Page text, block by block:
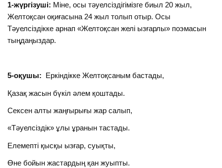
1-жүргізуші: Міне, осы тәуелсіздігімізге биыл 20 жыл,
Желтоқсан оқиғасына 24 жыл толып отыр. Осы
Тәуелсіздікке арнап «Желтоқсан желі ызғарлы» поэмасын
тыңдаңыздар.
5-оқушы: Еркіндікке Желтоқсаным бастады,
Қазақ жасын бүкіл әлем қоштады.
Сексен алты жаңғырығы жар салып,
«Тәуелсіздік» ұлы ұранын тастады.
Елемепті қысқы ызғар, суықты,
Өне бойын жастардың қан жуыпты.